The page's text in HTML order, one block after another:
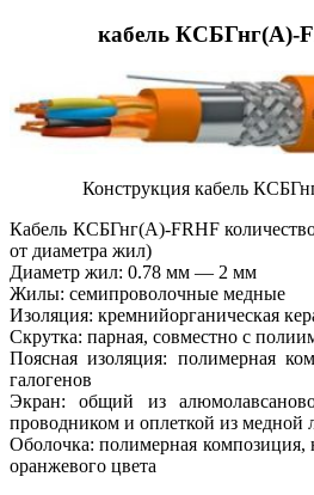
кабель КСБГнг(А)-
Конструкция кабель
Кабель КСБГнг(А)-FRHF
от диаметра жил)
Диаметр жил: 0.78 мм — 2 мм
Жилы: семипроволочные медные
Изоляция: кремнийорганическая
Скрутка: парная, совместно с
Поясная изоляция: полимерная
галогенов
Экран: общий из
проводником и оплеткой из медной
Оболочка: полимерная композиция,
оранжевого цвета